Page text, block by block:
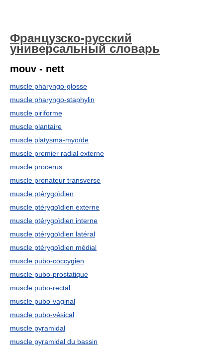
Французско-русский
универсальный словарь
mouv - nett
muscle pharyngo-glosse
muscle pharyngo-staphylin
muscle piriforme
muscle plantaire
muscle platysma-myoïde
muscle premier radial externe
muscle procerus
muscle pronateur transverse
muscle ptérygoïdien
muscle ptérygoïdien externe
muscle ptérygoïdien interne
muscle ptérygoïdien latéral
muscle ptérygoïdien médial
muscle pubo-coccygien
muscle pubo-prostatique
muscle pubo-rectal
muscle pubo-vaginal
muscle pubo-vésical
muscle pyramidal
muscle pyramidal du bassin